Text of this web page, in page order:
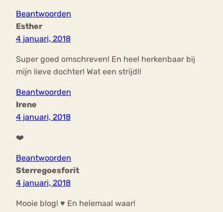
Beantwoorden
Esther
4 januari, 2018
Super goed omschreven! En heel herkenbaar bij
mijn lieve dochter! Wat een strijd!!
Beantwoorden
Irene
4 januari, 2018
❤️
Beantwoorden
Sterregoesforit
4 januari, 2018
Mooie blog! ♥ En helemaal waar!